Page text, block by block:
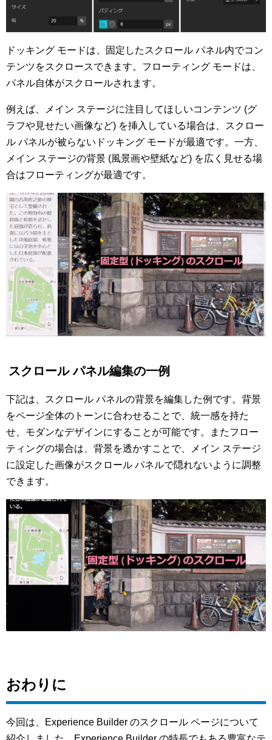
ドッキング モードは、固定したスクロール パネル内でコン
テンツをスクロースできます。フローティング モードは、
パネル自体がスクロールされます。
例えば、メイン ステージに注目してほしいコンテンツ (グ
ラフや見せたい画像など) を挿入している場合は、スクロー
ル パネルが被らないドッキング モードが最適です。一方、
メイン ステージの背景 (風景画や壁紙など) を広く見せる場
合はフローティングが最適です。
スクロール パネル編集の一例
下記は、スクロール パネルの背景を編集した例です。背景
をページ全体のトーンに合わせることで、統一感を持た
せ、モダンなデザインにすることが可能です。またフロー
ティングの場合は、背景を透かすことで、メイン ステージ
に設定した画像がスクロール パネルで隠れないように調整
できます。
おわりに
今回は、Experience Builder のスクロール ページについて